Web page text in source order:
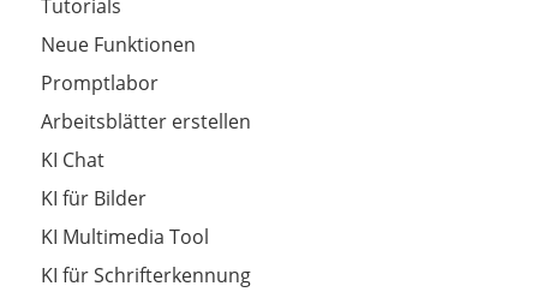
Tutorials
Neue Funktionen
Promptlabor
Arbeitsblätter erstellen
KI Chat
KI für Bilder
KI Multimedia Tool
KI für Schrifterkennung